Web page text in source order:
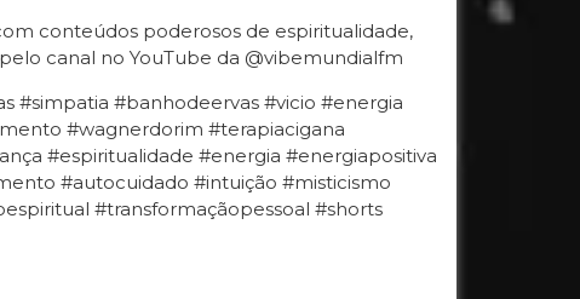
conteúdos poderosos de espiritualidade,
canal no YouTube da @vibemundialfm
#simpatia #banhodeervas #vicio #energia
#wagnerdorim #terapiacigana
#espiritualidade #energia #energiapositiva
#autocuidado #intuição #misticismo
#transformaçãopessoal #shorts